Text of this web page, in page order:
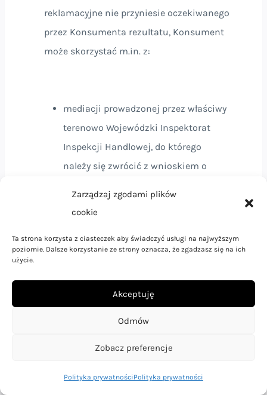
Zarządzaj zgodami plików
cookie
Ta strona korzysta z ciasteczek aby świadczyć usługi na najwyższym
poziomie. Dalsze korzystanie ze strony oznacza, że zgadzasz się na ich
użycie.
Akceptuję
Odmów
Zobacz preferencje
Polityka prywatnościPolityka prywatności
reklamacyjne nie przyniesie oczekiwanego
przez Konsumenta rezultatu, Konsument
może skorzystać m.in. z:
mediacji prowadzonej przez właściwy
terenowo Wojewódzki Inspektorat
Inspekcji Handlowej, do którego
należy się zwrócić z wnioskiem o
https://www.uokik.gov.pl/wazne_adresy.
pomocy właściwego terenowo stałego
polubownego sądu konsumenckiego
działającego przy Wojewódzkim
którego należy złożyć wniosek o
rozpatrzenie sprawy przed sądem